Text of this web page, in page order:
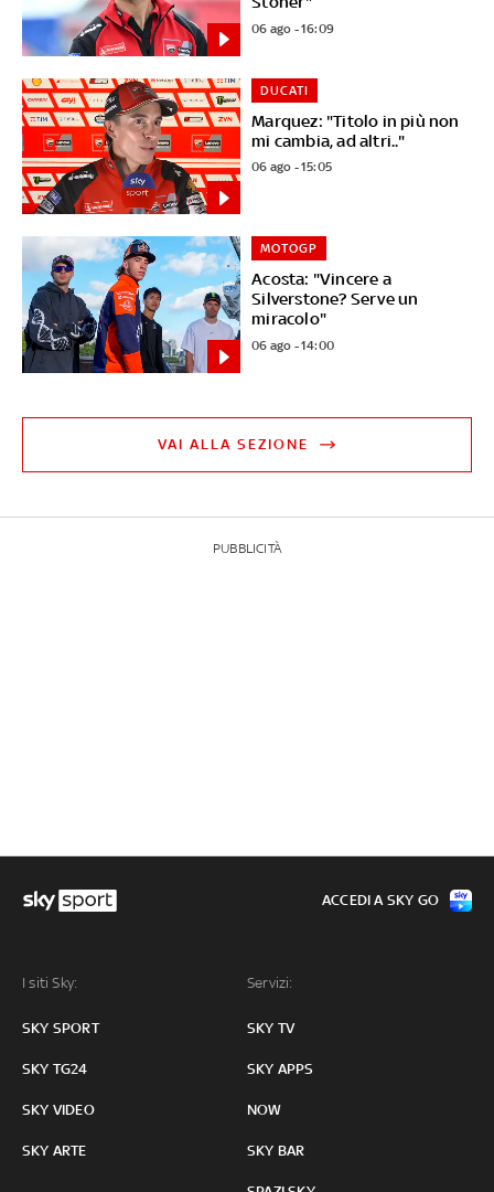
06 ago - 16:09
Marquez: "Titolo in più non
mi cambia, ad altri.."
DUCATI
06 ago - 15:05
Acosta: "Vincere a
Silverstone? Serve un
miracolo"
MOTOGP
06 ago - 14:00
VAI ALLA SEZIONE
PUBBLICITÀ
I siti Sky:
SKY SPORT
SKY TG24
SKY VIDEO
SKY ARTE
Servizi:
SKY TV
SKY APPS
NOW
SKY BAR
ACCEDI A SKY GO